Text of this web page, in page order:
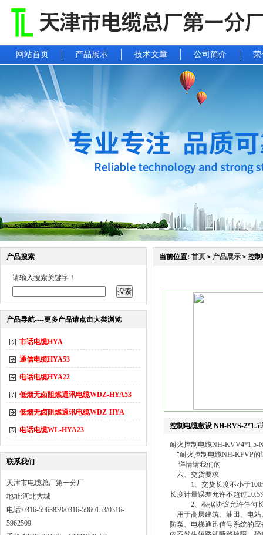
网站首页 产品展示 技术文章 公司简介 荣
产品搜索
请输入搜索关键字！
产品导航----更多产品请点击大类浏览
市话电缆HYA
通信电缆HYA53
电话电缆HYA22
低烟无卤阻燃通讯电缆WDZ-HYA53
低烟无卤阻燃通讯电缆WDZ-HYA
电话电缆WL-HYA23
联系我们
天津市电缆总厂第一分厂
地址:河北大城
电话:0316-5963839/0316-5960153/0316-
5962509
当前位置: 首页 > 产品展示 > 控
控制电缆敷设 NH-RVS-2*1.5
耐火控制电缆NH-KVV4*1.5-
"耐火控制电缆NH-KFVP的
详情请我们的
六、交货要求
1、交货长度不小于
长度计量误差允许不超过
2、根据协议允许任何长
用于高层建筑、油田、电站
防泵、电梯通迅信号系统的